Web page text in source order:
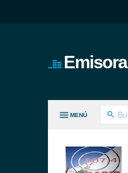
Emisora
MENÚ